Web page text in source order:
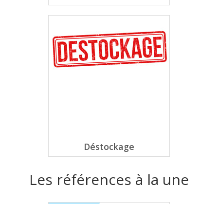
Déstockage
Les références à la une